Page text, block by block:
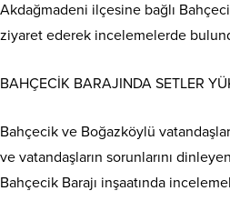
Akdağmadeni ilçesine bağlı
ziyaret ederek incelemelerde
BAHÇECİK BARAJINDA SETLER
Bahçecik ve Boğazköylü
ve vatandaşların sorunlarını
Bahçecik Barajı inşaatında